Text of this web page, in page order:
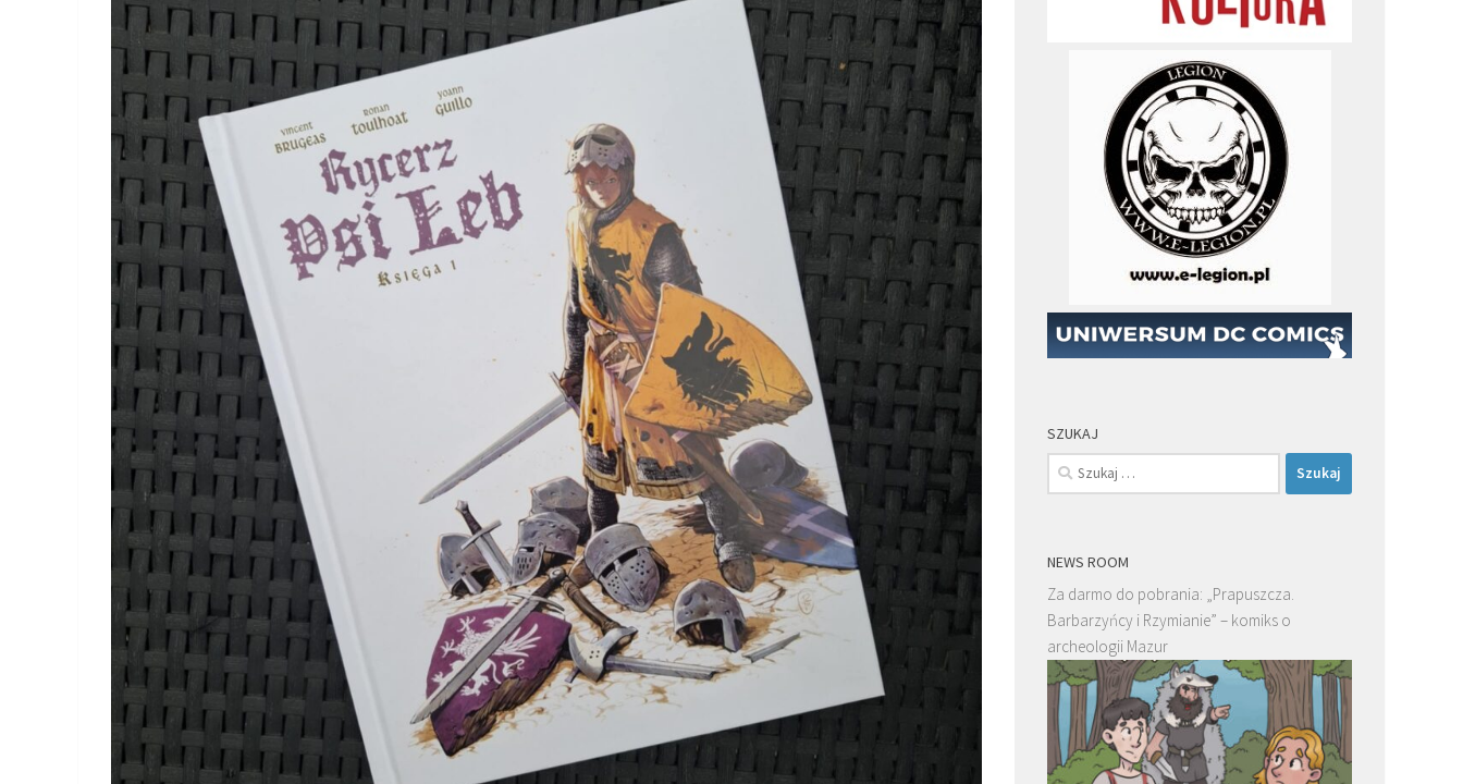
SZUKAJ
Szukaj:
NEWS ROOM
Za darmo do pobrania: „Prapuszcza.
Barbarzyńcy i Rzymianie” – komiks o
archeologii Mazur